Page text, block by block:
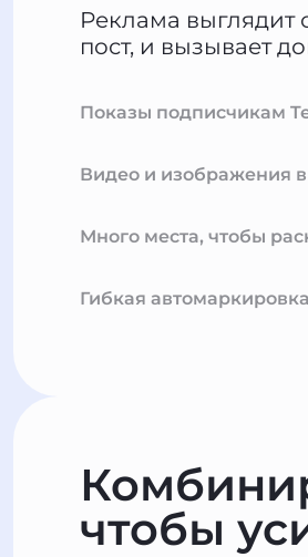
Реклама выглядит
пост, и вызывает
Показы подписчикам
Видео и изображения в
Много места, чтобы
Гибкая
чтобы